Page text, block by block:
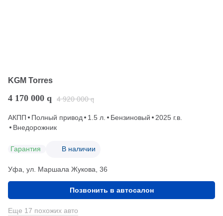
KGM Torres
4 170 000 q 4 920 000 q
АКПП Полный привод 1.5 л. Бензиновый
2025 г.в.
Внедорожник
Гарантия В наличии
Уфа, ул. Маршала Жукова, 36
Позвонить в автосалон
Еще 17 похожих авто